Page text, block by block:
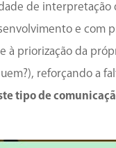
de
e com
à priorização da
reforçando a
tipo de